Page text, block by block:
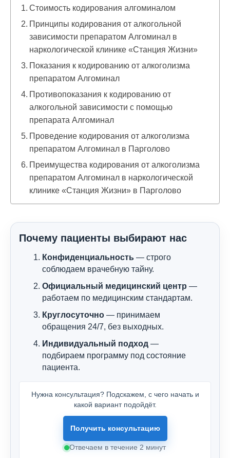
Стоимость кодирования алгоминалом
Принципы кодирования от алкогольной
зависимости препаратом Алгоминал в
наркологической клинике «Станция Жизни»
Показания к кодированию от алкоголизма
препаратом Алгоминал
Противопоказания к кодированию от
алкогольной зависимости с помощью
препарата Алгоминал
Проведение кодирования от алкоголизма
препаратом Алгоминал в Парголово
Преимущества кодирования от алкоголизма
препаратом Алгоминал в наркологической
клинике «Станция Жизни» в Парголово
Почему пациенты выбирают нас
Конфиденциальность — строго
соблюдаем врачебную тайну.
Официальный медицинский центр —
работаем по медицинским стандартам.
Круглосуточно — принимаем
обращения 24/7, без выходных.
Индивидуальный подход —
подбираем программу под состояние
пациента.
Нужна консультация? Подскажем, с чего начать и
какой вариант подойдёт.
Получить консультацию
Отвечаем в течение 2 минут